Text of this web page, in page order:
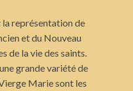
représentation de
et du Nouveau
de la vie des saints.
grande variété de
Marie sont les